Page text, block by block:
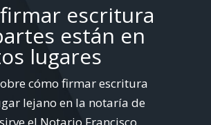
escritura
están en
lugares
cómo firmar escritura
lejano en la notaría de